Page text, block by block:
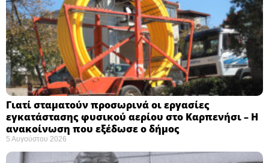
Γιατί σταματούν προσωρινά οι εργασίες
εγκατάστασης φυσικού αερίου στο Καρπενήσι – Η
ανακοίνωση που εξέδωσε ο δήμος
5 Αυγούστου 2026